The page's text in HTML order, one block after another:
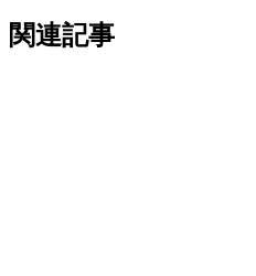
関連記事